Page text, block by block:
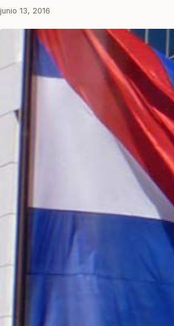
junio 13, 2016